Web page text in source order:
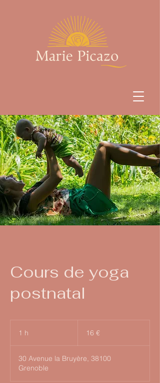
Cours de yoga
postnatal
1 h 16 €
30 Avenue la Bruyère, 38100
Grenoble